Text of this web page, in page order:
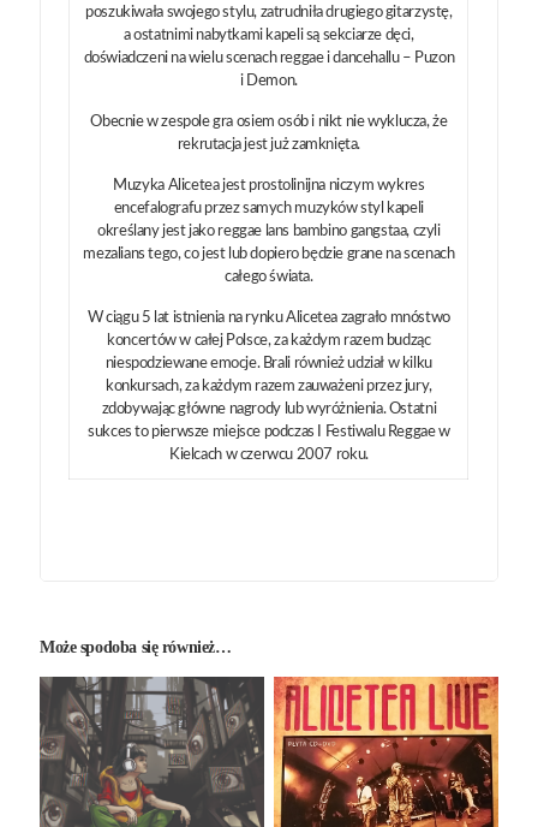
poszukiwała swojego stylu, zatrudniła drugiego gitarzystę,
a ostatnimi nabytkami kapeli są sekciarze dęci,
doświadczeni na wielu scenach reggae i dancehallu – Puzon
i Demon.
Obecnie w zespole gra osiem osób i nikt nie wyklucza, że
rekrutacja jest już zamknięta.
Muzyka Alicetea jest prostolinijna niczym wykres
encefalografu przez samych muzyków styl kapeli
określany jest jako reggae lans bambino gangstaa, czyli
mezalians tego, co jest lub dopiero będzie grane na scenach
całego świata.
W ciągu 5 lat istnienia na rynku Alicetea zagrało mnóstwo
koncertów w całej Polsce, za każdym razem budząc
niespodziewane emocje. Brali również udział w kilku
konkursach, za każdym razem zauważeni przez jury,
zdobywając główne nagrody lub wyróżnienia. Ostatni
sukces to pierwsze miejsce podczas I Festiwalu Reggae w
Kielcach w czerwcu 2007 roku.
Może spodoba się również…